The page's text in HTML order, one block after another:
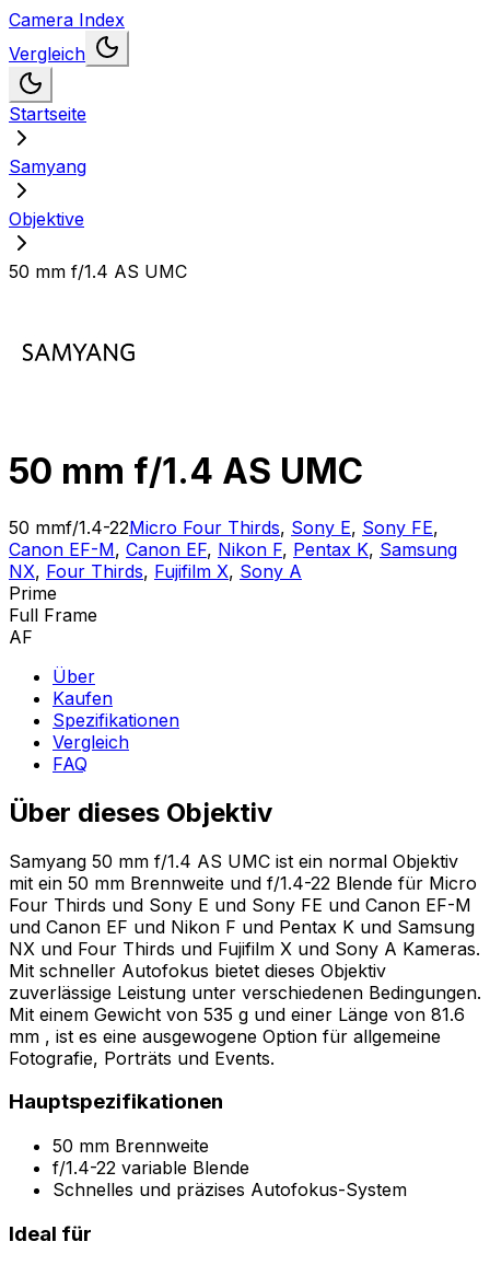
Camera Index
Vergleich
Startseite
Samyang
Objektive
50 mm f/1.4 AS UMC
50 mm f/1.4 AS UMC
50 mmf/1.4-22Micro Four Thirds, Sony E, Sony FE,
Canon EF-M, Canon EF, Nikon F, Pentax K, Samsung
NX, Four Thirds, Fujifilm X, Sony A
Prime
Full Frame
AF
Über
Kaufen
Spezifikationen
Vergleich
FAQ
Über dieses Objektiv
Samyang 50 mm f/1.4 AS UMC ist ein normal Objektiv
mit ein 50 mm Brennweite und f/1.4-22 Blende für Micro
Four Thirds und Sony E und Sony FE und Canon EF-M
und Canon EF und Nikon F und Pentax K und Samsung
NX und Four Thirds und Fujifilm X und Sony A Kameras.
Mit schneller Autofokus bietet dieses Objektiv
zuverlässige Leistung unter verschiedenen Bedingungen.
Mit einem Gewicht von 535 g und einer Länge von 81.6
mm , ist es eine ausgewogene Option für allgemeine
Fotografie, Porträts und Events.
Hauptspezifikationen
50 mm Brennweite
f/1.4-22 variable Blende
Schnelles und präzises Autofokus-System
Ideal für